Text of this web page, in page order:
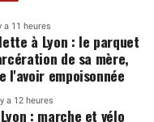
a 11 heures
à Lyon : le parquet
de sa mère,
l'avoir empoisonnée
a 12 heures
: marche et vélo